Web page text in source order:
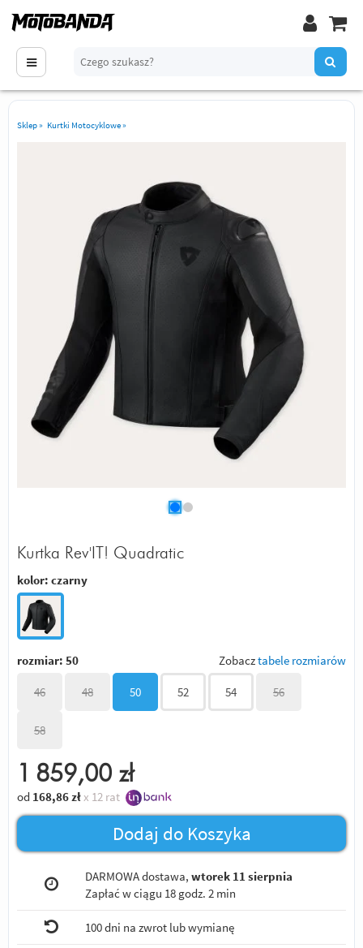
Sklep» Kurtki Motocyklowe»
Kurtka Rev'IT! Quadratic
kolor: czarny
rozmiar: 50 Zobacztabele rozmiarów
46 48 50 52 54 56
58
1 859,00 zł
od 168,86 zł x 12 rat
Dodaj do Koszyka
DARMOWA dostawa,wtorek 11 sierpnia
Zapłać w ciągu 18 godz. 2 min
100 dni na zwrot lub wymianę